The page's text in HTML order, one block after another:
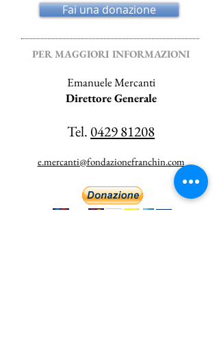
Fai una donazione
PER MAGGIORI INFORMAZIONI
Emanuele Mercanti
Direttore Generale
Tel. 0429 81208
e.mercanti@fondazionefranchin.com